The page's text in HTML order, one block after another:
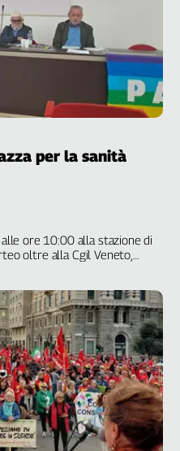
per la sanità
ore 10:00 alla stazione di
oltre alla Cgil Veneto,